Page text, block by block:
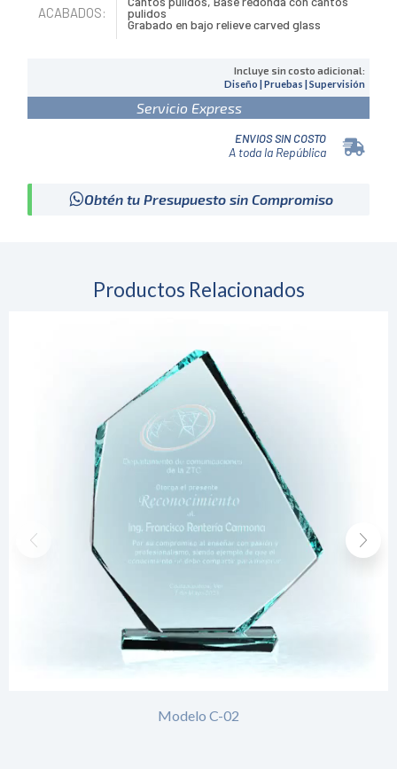
ACABADOS: pulidos
Grabado en bajo relieve carved glass
Incluye sin costo adicional:
Diseño | Pruebas | Supervisión
Servicio Express
ENVIOS SIN COSTO
A toda la República
Obtén tu Presupuesto sin Compromiso
Productos Relacionados
Modelo C-02